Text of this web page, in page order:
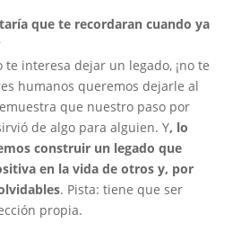
que te recordaran cuando ya
te interesa dejar un legado, ¡no te
humanos queremos dejarle al
que nuestro paso por
de algo para alguien. Y, lo
construir un legado que
en la vida de otros y, por
. Pista: tiene que ser
propia.